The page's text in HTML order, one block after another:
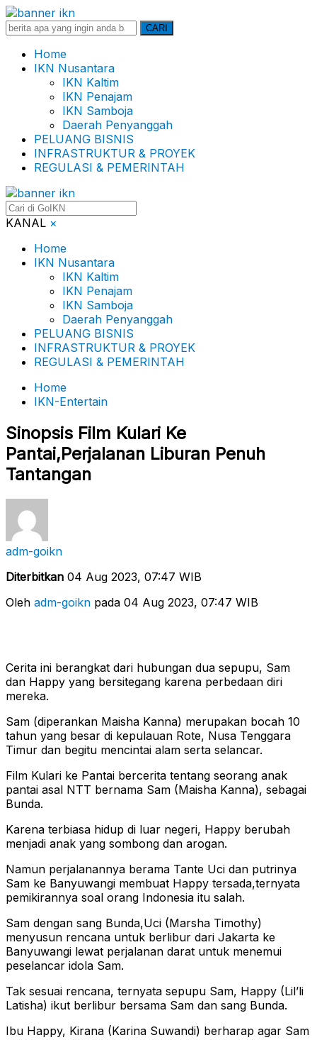
Search
CARI
Home
IKN Nusantara
IKN Kaltim
IKN Penajam
IKN Samboja
Daerah Penyanggah
PELUANG BISNIS
INFRASTRUKTUR & PROYEK
REGULASI & PEMERINTAH
KANAL ×
Home
IKN Nusantara
IKN Kaltim
IKN Penajam
IKN Samboja
Daerah Penyanggah
PELUANG BISNIS
INFRASTRUKTUR & PROYEK
REGULASI & PEMERINTAH
Home
IKN-Entertain
Sinopsis Film Kulari Ke
Pantai,Perjalanan Liburan Penuh
Tantangan
adm-goikn
Diterbitkan 04 Aug 2023, 07:47 WIB
Oleh adm-goikn pada 04 Aug 2023, 07:47 WIB
Cerita ini berangkat dari hubungan dua sepupu, Sam
dan Happy yang bersitegang karena perbedaan diri
mereka.
Sam (diperankan Maisha Kanna) merupakan bocah 10
tahun yang besar di kepulauan Rote, Nusa Tenggara
Timur dan begitu mencintai alam serta selancar.
Film Kulari ke Pantai bercerita tentang seorang anak
pantai asal NTT bernama Sam (Maisha Kanna), sebagai
Bunda.
Karena terbiasa hidup di luar negeri, Happy berubah
menjadi anak yang sombong dan arogan.
Namun perjalanannya berama Tante Uci dan putrinya
Sam ke Banyuwangi membuat Happy tersada,ternyata
pemikirannya soal orang Indonesia itu salah.
Sam dengan sang Bunda,Uci (Marsha Timothy)
menyusun rencana untuk berlibur dari Jakarta ke
Banyuwangi lewat perjalanan darat untuk menemui
peselancar idola Sam.
Tak sesuai rencana, ternyata sepupu Sam, Happy (Lil’li
Latisha) ikut berlibur bersama Sam dan sang Bunda.
Ibu Happy, Kirana (Karina Suwandi) berharap agar Sam